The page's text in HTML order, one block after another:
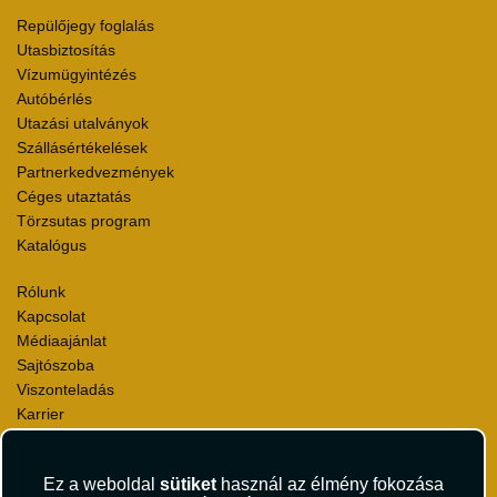
Ez a weboldal sütikethasznál az élmény fokozása
Repülőjegy foglalás
Utasbiztosítás
Vízumügyintézés
Autóbérlés
Utazási utalványok
Szállásértékelések
Partnerkedvezmények
Céges utaztatás
Törzsutas program
Katalógus
Rólunk
Kapcsolat
Médiaajánlat
Sajtószoba
Viszonteladás
Karrier
Környezettudatosság